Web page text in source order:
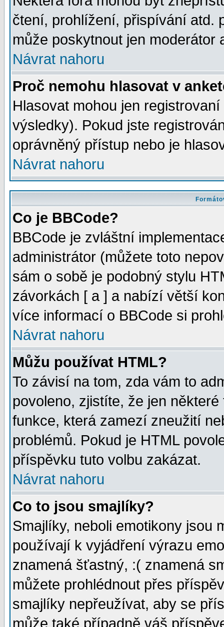
čtení, prohlížení, přispívání atd.
může poskytnout jen moderátor
Návrat nahoru
Proč nemohu hlasovat v
Hlasovat mohou jen
výsledky). Pokud jste
oprávněný přístup nebo je
Návrat nahoru
Co je BBCode?
BBCode je zvláštní
administrátor (můžete toto
sám o sobě je podobný stylu
závorkách [ a ] a nabízí větší
více informací o BBCode si
Návrat nahoru
Můžu používat HTML?
To závisí na tom, zda vám to
povoleno, zjistíte, že jen
funkce, která zamezí zneužití
problémů. Pokud je HTML
příspěvku tuto volbu zakázat.
Návrat nahoru
Co to jsou smajlíky?
Smajlíky, neboli emotikony jsou
používají k vyjádření výrazu
znamená šťastný, :( znamená
můžete prohlédnout přes
smajlíky nepřeužívat, aby se
může také případně váš